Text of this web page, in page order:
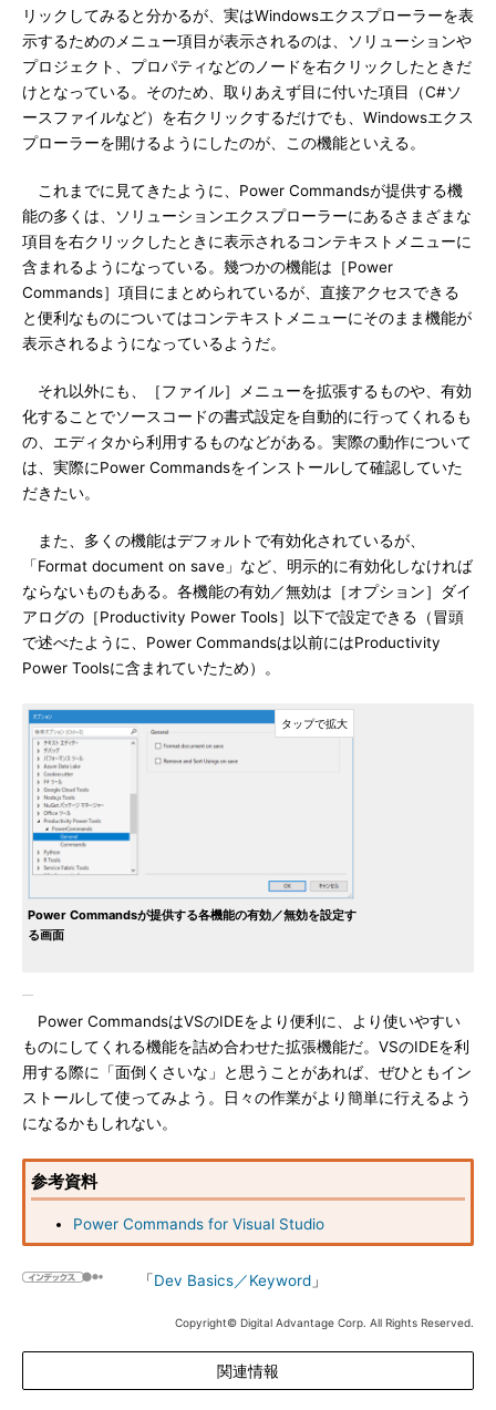
リックしてみると分かるが、実はWindowsエクスプローラーを表
示するためのメニュー項目が表示されるのは、ソリューションや
プロジェクト、プロパティなどのノードを右クリックしたときだ
けとなっている。そのため、取りあえず目に付いた項目（C#ソ
ースファイルなど）を右クリックするだけでも、Windowsエクス
プローラーを開けるようにしたのが、この機能といえる。
これまでに見てきたように、Power Commandsが提供する機
能の多くは、ソリューションエクスプローラーにあるさまざまな
項目を右クリックしたときに表示されるコンテキストメニューに
含まれるようになっている。幾つかの機能は［Power
Commands］項目にまとめられているが、直接アクセスできる
と便利なものについてはコンテキストメニューにそのまま機能が
表示されるようになっているようだ。
それ以外にも、［ファイル］メニューを拡張するものや、有効
化することでソースコードの書式設定を自動的に行ってくれるも
の、エディタから利用するものなどがある。実際の動作について
は、実際にPower Commandsをインストールして確認していた
だきたい。
また、多くの機能はデフォルトで有効化されているが、
「Format document on save」など、明示的に有効化しなければ
ならないものもある。各機能の有効／無効は［オプション］ダイ
アログの［Productivity Power Tools］以下で設定できる（冒頭
で述べたように、Power Commandsは以前にはProductivity
Power Toolsに含まれていたため）。
Power Commandsが提供する各機能の有効／無効を設定す
る画面
Power CommandsはVSのIDEをより便利に、より使いやすい
ものにしてくれる機能を詰め合わせた拡張機能だ。VSのIDEを利
用する際に「面倒くさいな」と思うことがあれば、ぜひともイン
ストールして使ってみよう。日々の作業がより簡単に行えるよう
になるかもしれない。
参考資料
Power Commands for Visual Studio
「Dev Basics／Keyword 」
Copyright© Digital Advantage Corp. All Rights Reserved.
関連情報